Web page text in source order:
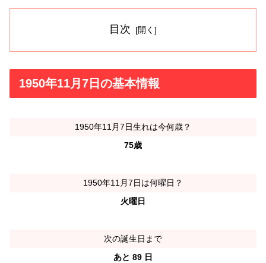
目次
1950年11月7日の基本情報
1950年11月7日生れは今何歳？
75歳
1950年11月7日は何曜日？
火曜日
次の誕生日まで
あと 89 日